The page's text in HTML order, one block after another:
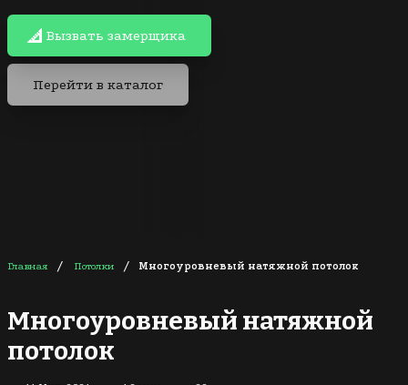
Вызвать замерщика
Перейти в каталог
Главная / Потолки / Многоуровневый натяжной потолок
Многоуровневый натяжной
потолок